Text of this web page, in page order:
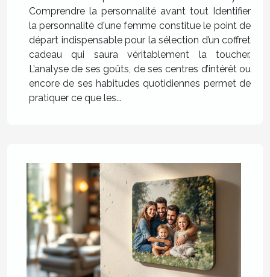
Comprendre la personnalité avant tout Identifier
la personnalité d'une femme constitue le point de
départ indispensable pour la sélection d’un coffret
cadeau qui saura véritablement la toucher.
L’analyse de ses goûts, de ses centres d’intérêt ou
encore de ses habitudes quotidiennes permet de
pratiquer ce que les...